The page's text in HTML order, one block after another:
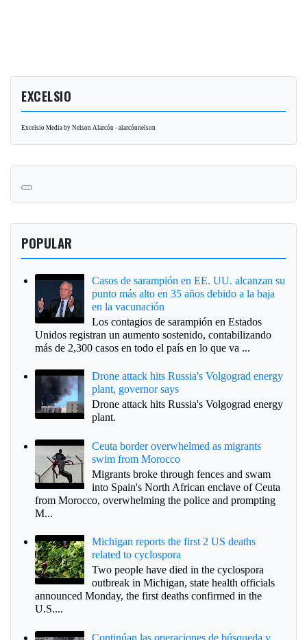
EXCELSIO
Excelsio Media by Nelson Alarcón - alarcónnelson
POPULAR
Casos de sarampión en EE. UU. alcanzan su
punto más alto en 35 años debido a la baja
en la vacunación
Los contagios de sarampión en Estados
Unidos registran un aumento sostenido, contabilizando
más de 2,300 casos en todo el país en lo que va ...
Drone attack hits Russia's Volgograd energy
plant, governor says
Drone attack hits Russia's Volgograd energy
plant.
Ceuta border overwhelmed as migrants
swim from Morocco
Migrants broke through fences and swam
into Spain's North African enclave of Ceuta
from Morocco, overwhelming the police and prompting
M...
Michigan reports the first 2 US deaths
related to cyclospora
Two people have died in the cyclospora
outbreak in Michigan, state health officials
announced Monday, the first deaths confirmed in the
U.S....
Continúan las operaciones de búsqueda y